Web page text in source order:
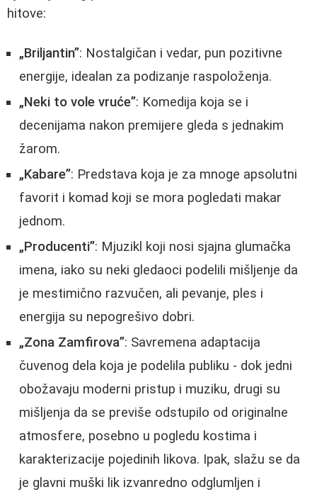
hitove:
„Briljantin”: Nostalgičan i vedar, pun pozitivne
energije, idealan za podizanje raspoloženja.
„Neki to vole vruće”: Komedija koja se i
decenijama nakon premijere gleda s jednakim
žarom.
„Kabare”: Predstava koja je za mnoge apsolutni
favorit i komad koji se mora pogledati makar
jednom.
„Producenti”: Mjuzikl koji nosi sjajna glumačka
imena, iako su neki gledaoci podelili mišljenje da
je mestimično razvučen, ali pevanje, ples i
energija su nepogrešivo dobri.
„Zona Zamfirova”: Savremena adaptacija
čuvenog dela koja je podelila publiku - dok jedni
obožavaju moderni pristup i muziku, drugi su
mišljenja da se previše odstupilo od originalne
atmosfere, posebno u pogledu kostima i
karakterizacije pojedinih likova. Ipak, slažu se da
je glavni muški lik izvanredno odglumljen i